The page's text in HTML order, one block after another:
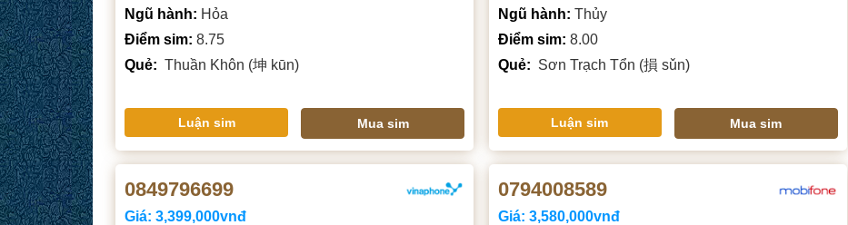
Ngũ hành: Hỏa
Điểm sim: 8.75
Quẻ: Thuần Khôn (坤 kūn)
Luận sim Mua sim
Ngũ hành: Thủy
Điểm sim: 8.00
Quẻ: Sơn Trạch Tổn (損 sǔn)
Luận sim Mua sim
0849796699
Giá: 3,399,000vnđ
0794008589
Giá: 3,580,000vnđ